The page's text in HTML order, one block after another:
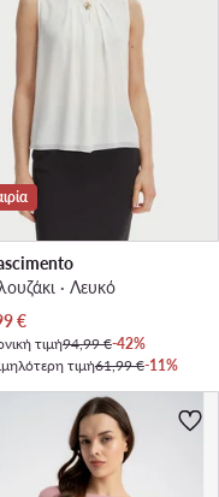
· Λευκό
τιμή
€
τιμή94,99 €-42%
τιμή61,99 €-11%